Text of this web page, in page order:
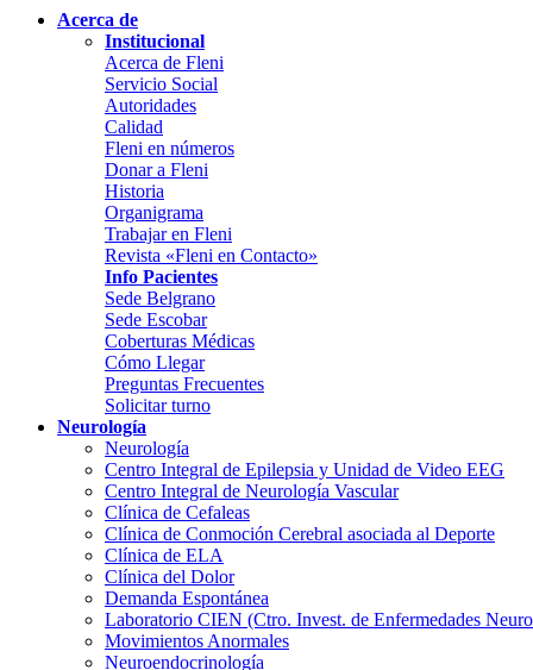
Acerca de
Institucional
Acerca de Fleni
Servicio Social
Autoridades
Calidad
Fleni en números
Donar a Fleni
Historia
Organigrama
Trabajar en Fleni
Revista «Fleni en Contacto»
Info Pacientes
Sede Belgrano
Sede Escobar
Coberturas Médicas
Cómo Llegar
Preguntas Frecuentes
Solicitar turno
Neurología
Neurología
Centro Integral de Epilepsia y Unidad de Video EEG
Centro Integral de Neurología Vascular
Clínica de Cefaleas
Clínica de Conmoción Cerebral asociada al Deporte
Clínica de ELA
Clínica del Dolor
Demanda Espontánea
Laboratorio CIEN (Ctro. Invest. de Enfermedades
Movimientos Anormales
Neuroendocrinología